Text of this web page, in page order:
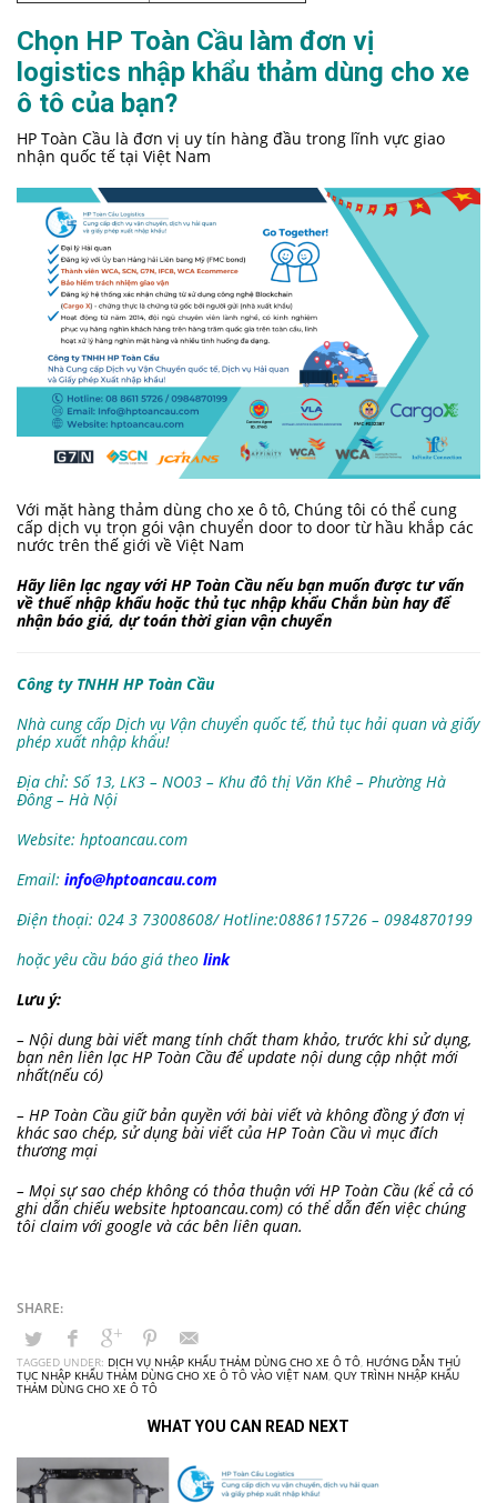
Chọn HP Toàn Cầu làm đơn vị
logistics nhập khẩu thảm dùng cho xe
ô tô của bạn?
HP Toàn Cầu là đơn vị uy tín hàng đầu trong lĩnh vực giao
nhận quốc tế tại Việt Nam
Với mặt hàng thảm dùng cho xe ô tô, Chúng tôi có thể cung
cấp dịch vụ trọn gói vận chuyển door to door từ hầu khắp các
nước trên thế giới về Việt Nam
Hãy liên lạc ngay với HP Toàn Cầu nếu bạn muốn được tư vấn
về thuế nhập khẩu hoặc thủ tục nhập khẩu Chắn bùn hay để
nhận báo giá, dự toán thời gian vận chuyển
Công ty TNHH HP Toàn Cầu
Nhà cung cấp Dịch vụ Vận chuyển quốc tế, thủ tục hải quan và giấy
phép xuất nhập khẩu!
Địa chỉ: Số 13, LK3 – NO03 – Khu đô thị Văn Khê – Phường Hà
Đông – Hà Nội
Website: hptoancau.com
Email: info@hptoancau.com
Điện thoại: 024 3 73008608/ Hotline:0886115726 – 0984870199
hoặc yêu cầu báo giá theo link
Lưu ý:
– Nội dung bài viết mang tính chất tham khảo, trước khi sử dụng,
bạn nên liên lạc HP Toàn Cầu để update nội dung cập nhật mới
nhất(nếu có)
– HP Toàn Cầu giữ bản quyền với bài viết và không đồng ý đơn vị
khác sao chép, sử dụng bài viết của HP Toàn Cầu vì mục đích
thương mại
– Mọi sự sao chép không có thỏa thuận với HP Toàn Cầu (kể cả có
ghi dẫn chiếu website hptoancau.com) có thể dẫn đến việc chúng
tôi claim với google và các bên liên quan.
TAGGED UNDER: DỊCH VỤ NHẬP KHẨU THẢM DÙNG CHO XE Ô TÔ, HƯỚNG DẪN THỦ
TỤC NHẬP KHẨU THẢM DÙNG CHO XE Ô TÔ VÀO VIỆT NAM, QUY TRÌNH NHẬP KHẨU
THẢM DÙNG CHO XE Ô TÔ
WHAT YOU CAN READ NEXT